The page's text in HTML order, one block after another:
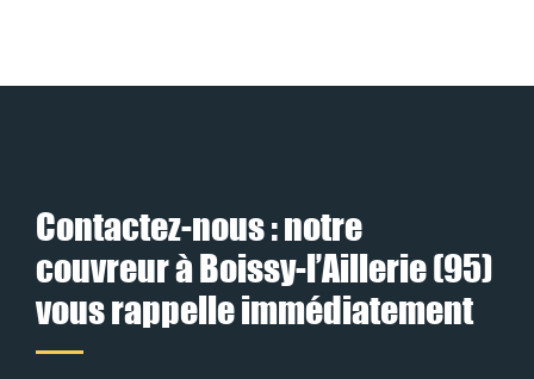
Contactez-nous : notre
couvreur à Boissy-l’Aillerie (95)
vous rappelle immédiatement